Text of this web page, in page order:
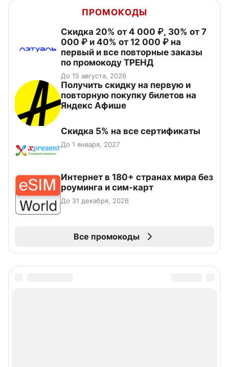
ПРОМОКОДЫ
Скидка 20% от 4 000 ₽, 30% от 7
000 ₽ и 40% от 12 000 ₽ на
первый и все повторные заказы
по промокоду ТРЕНД
До 15 августа, 2026
Получить скидку на первую и
повторную покупку билетов на
Яндекс Афише
Скидка 5% на все сертификаты
До 1 января, 2027
Интернет в 180+ странах мира без
роуминга и сим-карт
До 31 декабря, 2026
Все промокоды